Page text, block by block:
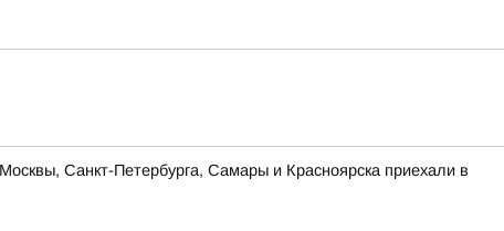
Санкт-Петербурга, Самары и Красноярска приехали в